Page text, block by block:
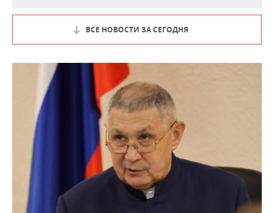
ВСЕ НОВОСТИ ЗА СЕГОДНЯ